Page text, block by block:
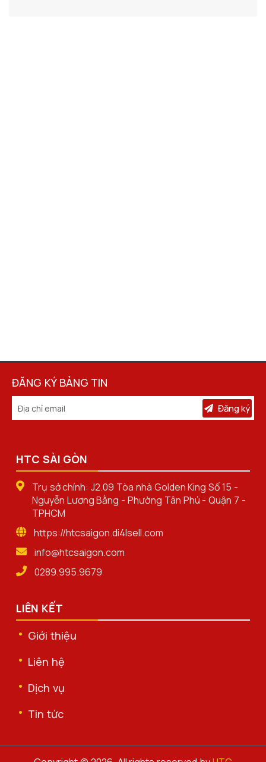
ĐĂNG KÝ BẢNG TIN
Đăng ký
HTC SÀI GÒN
Trụ sở chính: J2.09 Tòa nhà Golden King Số 15 -
Nguyễn Lương Bằng - Phường Tân Phú - Quận 7 -
TPHCM
https://htcsaigon.di4lsell.com
info@htcsaigon.com
0289.995.9679
LIÊN KẾT
Giới thiệu
Liên hệ
Dịch vụ
Tin tức